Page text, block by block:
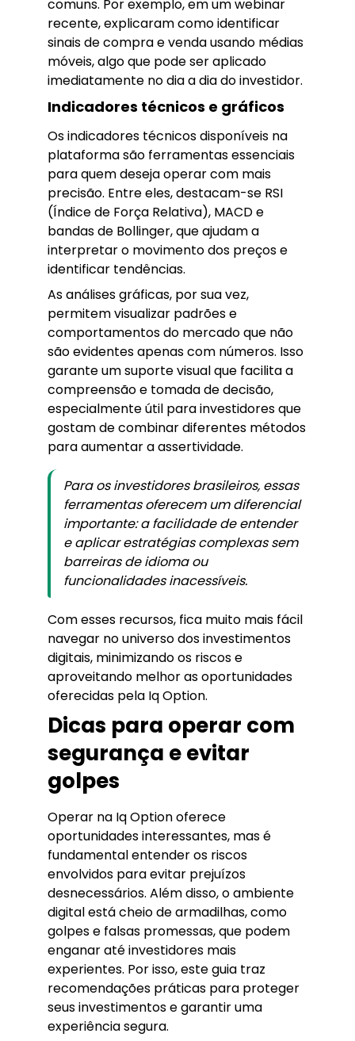
comuns. Por exemplo, em um webinar
recente, explicaram como identificar
sinais de compra e venda usando médias
móveis, algo que pode ser aplicado
imediatamente no dia a dia do investidor.
Indicadores técnicos e gráficos
Os indicadores técnicos disponíveis na
plataforma são ferramentas essenciais
para quem deseja operar com mais
precisão. Entre eles, destacam-se RSI
(Índice de Força Relativa), MACD e
bandas de Bollinger, que ajudam a
interpretar o movimento dos preços e
identificar tendências.
As análises gráficas, por sua vez,
permitem visualizar padrões e
comportamentos do mercado que não
são evidentes apenas com números. Isso
garante um suporte visual que facilita a
compreensão e tomada de decisão,
especialmente útil para investidores que
gostam de combinar diferentes métodos
para aumentar a assertividade.
Para os investidores brasileiros, essas
ferramentas oferecem um diferencial
importante: a facilidade de entender
e aplicar estratégias complexas sem
barreiras de idioma ou
funcionalidades inacessíveis.
Com esses recursos, fica muito mais fácil
navegar no universo dos investimentos
digitais, minimizando os riscos e
aproveitando melhor as oportunidades
oferecidas pela Iq Option.
Dicas para operar com
segurança e evitar
golpes
Operar na Iq Option oferece
oportunidades interessantes, mas é
fundamental entender os riscos
envolvidos para evitar prejuízos
desnecessários. Além disso, o ambiente
digital está cheio de armadilhas, como
golpes e falsas promessas, que podem
enganar até investidores mais
experientes. Por isso, este guia traz
recomendações práticas para proteger
seus investimentos e garantir uma
experiência segura.